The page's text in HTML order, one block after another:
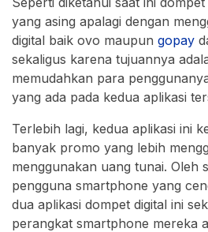
yang asing apalagi dengan
digital baik ovo maupun gopay
sekaligus karena tujuannya
memudahkan para
yang ada pada kedua aplikasi
Terlebih lagi, kedua aplikasi ini
banyak promo yang lebih
menggunakan uang tunai. Oleh
pengguna smartphone yang
dua aplikasi dompet digital ini
perangkat smartphone mereka